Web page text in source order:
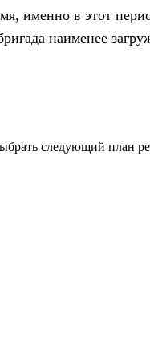
именно в этот
наименее
следующий план